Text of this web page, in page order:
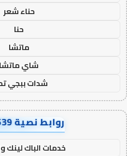
حناء شعر
حنا
ماتشا
شاي ماتشا
شدات ببجي
روابط نصية AA32539
خدمات الباك لينك